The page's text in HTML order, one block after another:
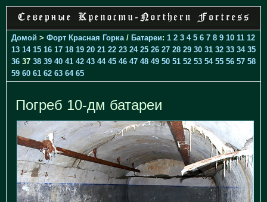
Домой > Форт Красная Горка / Батареи: 1 2 3 4 5 6 7 8 9 10 11 12
13 14 15 16 17 18 19 20 21 22 23 24 25 26 27 28 29 30 31 32 33 34 35
36 37 38 39 40 41 42 43 44 45 46 47 48 49 50 51 52 53 54 55 56 57 58
59 60 61 62 63 64 65
Погреб 10-дм батареи